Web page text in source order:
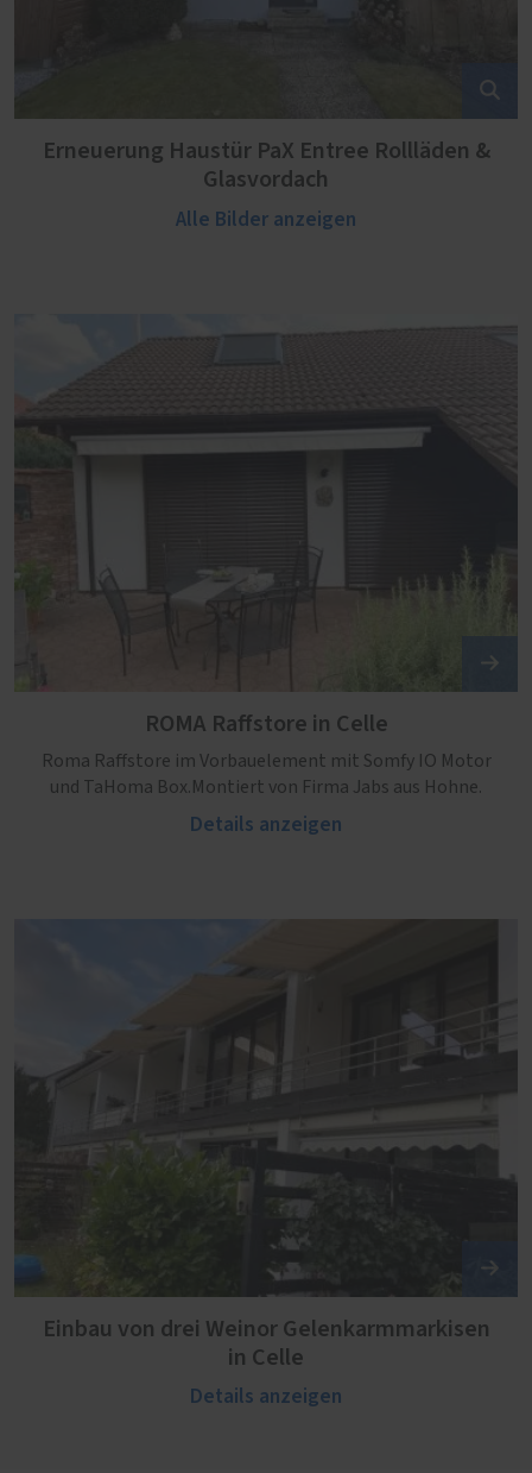
Erneuerung Haustür PaX Entree Rollläden &
Glasvordach
Alle Bilder anzeigen
ROMA Raffstore in Celle
Roma Raffstore im Vorbauelement mit Somfy IO Motor
und TaHoma Box.Montiert von Firma Jabs aus Hohne.
Details anzeigen
Einbau von drei Weinor Gelenkarmmarkisen
in Celle
Details anzeigen